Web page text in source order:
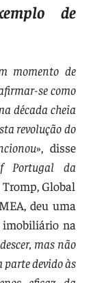
de
momento de
se como
década cheia
revolução do
», disse
Portugal da
Tromp, Global
deu uma
imobiliário na
mas não
devido às